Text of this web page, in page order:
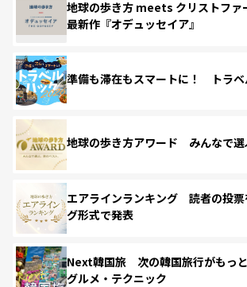
地球の歩き方 meets クリストファ
最新作『オデュッセイア』
準備も滞在もスマートに！ トラベ
地球の歩き方アワード みんなで選
エアラインランキング 読者の投票
グ形式で発表
Next韓国旅 次の韓国旅行がもっと
グルメ・テクニック